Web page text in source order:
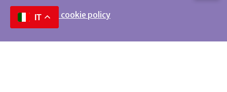
Privacy e cookie policy
IT